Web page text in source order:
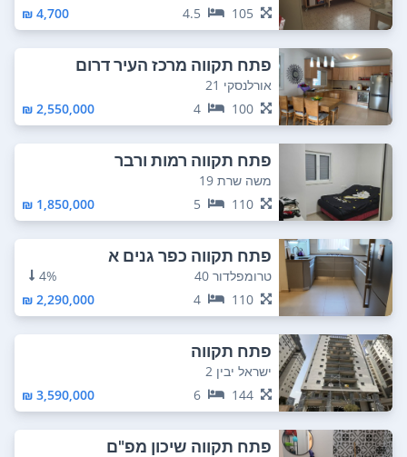
105
4.5
4,700 ₪
פתח תקווה מרכז העיר דרום
אורלנסקי 21
100
4
2,550,000 ₪
פתח תקווה רמות ורבר
משה שרת 19
110
5
1,850,000 ₪
פתח תקווה כפר גנים א
טרומפלדור 40
4%
110
4
2,290,000 ₪
פתח תקווה
ישראל יבין 2
144
6
3,590,000 ₪
פתח תקווה שיכון מפ"ם